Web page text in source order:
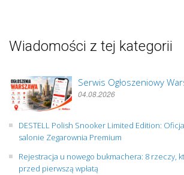
Wiadomości z tej kategorii
Serwis Ogłoszeniowy
04.08.2026
DESTELL Polish Snooker Limited Edition:
salonie Zegarownia Premium
Rejestracja u nowego bukmachera: 8 rzeczy,
przed pierwszą wpłatą